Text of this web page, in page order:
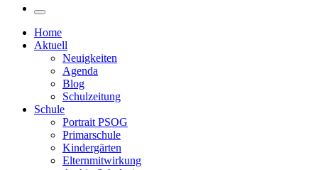
Home
Aktuell
Neuigkeiten
Agenda
Blog
Schulzeitung
Schule
Portrait PSOG
Primarschule
Kindergärten
Elternmitwirkung